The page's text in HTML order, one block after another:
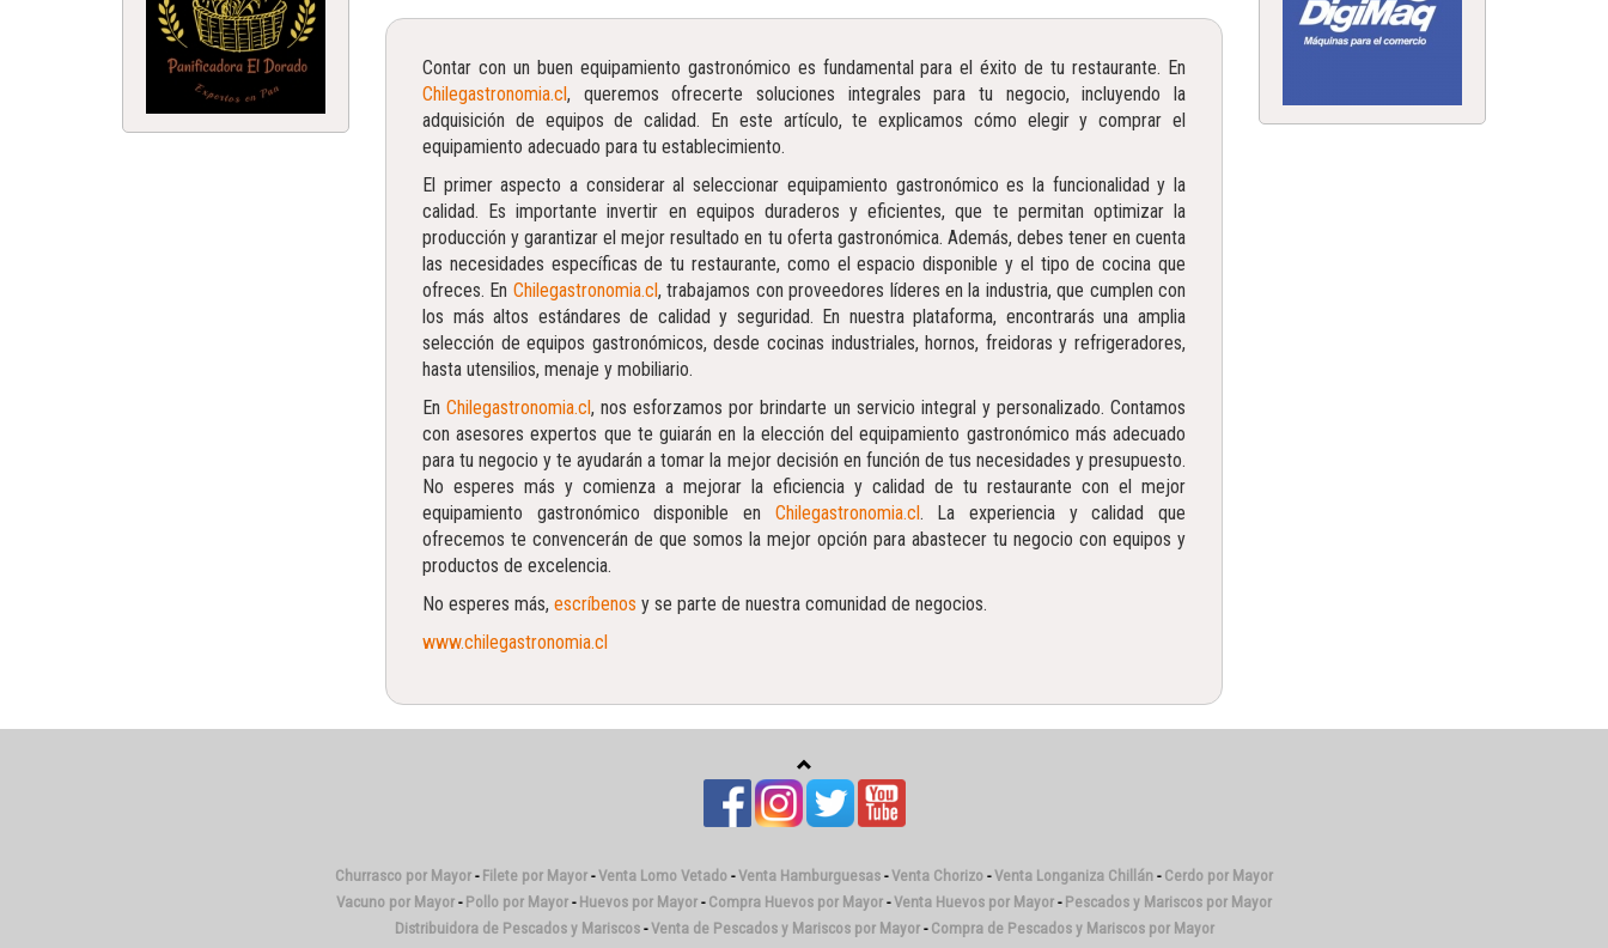
Contar con un buen equipamiento gastronómico es fundamental para el éxito de tu restaurante. En
Chilegastronomia.cl, queremos ofrecerte soluciones integrales para tu negocio, incluyendo la
adquisición de equipos de calidad. En este artículo, te explicamos cómo elegir y comprar el
equipamiento adecuado para tu establecimiento.
El primer aspecto a considerar al seleccionar equipamiento gastronómico es la funcionalidad y la
calidad. Es importante invertir en equipos duraderos y eficientes, que te permitan optimizar la
producción y garantizar el mejor resultado en tu oferta gastronómica. Además, debes tener en cuenta
las necesidades específicas de tu restaurante, como el espacio disponible y el tipo de cocina que
ofreces. En Chilegastronomia.cl, trabajamos con proveedores líderes en la industria, que cumplen con
los más altos estándares de calidad y seguridad. En nuestra plataforma, encontrarás una amplia
selección de equipos gastronómicos, desde cocinas industriales, hornos, freidoras y refrigeradores,
hasta utensilios, menaje y mobiliario.
EnChilegastronomia.cl, nos esforzamos por brindarte un servicio integral y personalizado. Contamos
con asesores expertos que te guiarán en la elección del equipamiento gastronómico más adecuado
para tu negocio y te ayudarán a tomar la mejor decisión en función de tus necesidades y presupuesto.
No esperes más y comienza a mejorar la eficiencia y calidad de tu restaurante con el mejor
equipamiento gastronómico disponible en Chilegastronomia.cl. La experiencia y calidad que
ofrecemos te convencerán de que somos la mejor opción para abastecer tu negocio con equipos y
productos de excelencia.
No esperes más, escríbenos y se parte de nuestra comunidad de negocios.
www.chilegastronomia.cl
Churrasco por Mayor - Filete por Mayor -Venta Lomo Vetado -Venta Hamburguesas -Venta Chorizo -Venta Longaniza Chillán - Cerdo por Mayor
Vacuno por Mayor - Pollo por Mayor - Huevos por Mayor - Compra Huevos por Mayor -Venta Huevos por Mayor - Pescados y Mariscos por Mayor
Distribuidora de Pescados y Mariscos-Venta de Pescados y Mariscos por Mayor- Compra de Pescados y Mariscos por Mayor